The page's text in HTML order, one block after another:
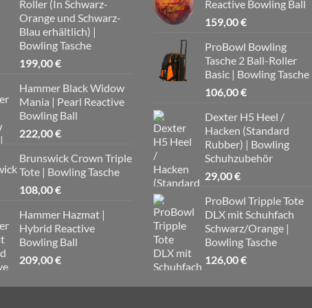
Roller (In Schwarz-
Orange und Schwarz-
Blau erhältlich) |
Bowling Tasche
199,00€
Hammer Black Widow
Mania | Pearl Reactive
Bowling Ball
222,00€
Brunswick Crown Triple
Tote | Bowling Tasche
108,00€
Hammer Hazmat |
Hybrid Reactive
Bowling Ball
209,00€
53,00 €49,00 €.
Reactive Bowling Ball
159,00€
ProBowl Bowling
Tasche 2 Ball-Roller
Basic | Bowling Tasche
106,00€
Dexter H5 Heel /
Hacken (Standard
Rubber) | Bowling
Schuhzubehör
29,00€
ProBowl Tripple Tote
DLX mit Schuhfach
Schwarz/Orange |
Bowling Tasche
126,00€